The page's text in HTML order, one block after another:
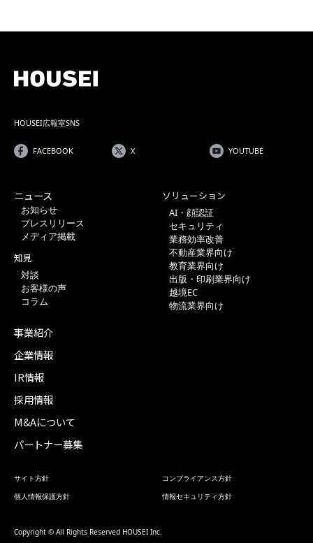
HOUSEI広報室SNS
FACEBOOK X YOUTUBE
ニュース
お知らせ
プレスリリース
メディア掲載
知見
対談
お客様の声
コラム
ソリューション
AI・顔認証
セキュリティ
業務効率改善
不動産業界向け
教育業界向け
出版・印刷業界向け
越境EC
物流業界向け
事業紹介
企業情報
IR情報
採用情報
M&Aについて
パートナー募集
サイト方針
コンプライアンス方針
個人情報保護方針
情報セキュリティ方針
Copyright © All Rights Reserved HOUSEI Inc.